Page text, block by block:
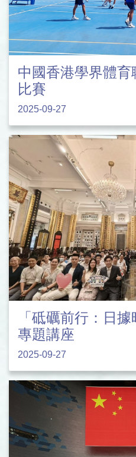
中國香港學界體
比賽
2025-09-27
「砥礪前行：日
專題講座
2025-09-27